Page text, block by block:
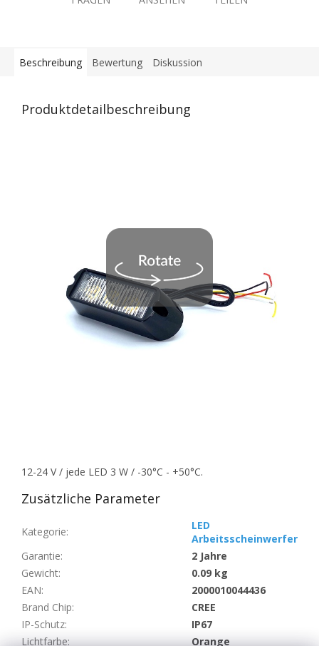
Beschreibung Bewertung Diskussion
Produktdetailbeschreibung
12-24 V / jede LED 3 W / -30°C - +50°C.
Zusätzliche Parameter
Kategorie:
LED
Arbeitsscheinwerfer
Garantie:
2 Jahre
Gewicht:
0.09 kg
EAN:
2000010044436
Brand Chip:
CREE
IP-Schutz:
IP67
Lichtfarbe: Orange